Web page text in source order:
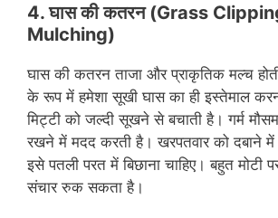
4. घासकी कतरन(Grass
Mulching)
घास की कतरन ताजा और प्राकृतिक मल्च
के रूप में हमेशा सूखी घास का ही इस्तेमाल
मिट्टी को जल्दी सूखने से बचाती है। गर्म
रखने में मदद करती है। खरपतवार को दबाने में
इसे पतली परत में बिछाना चाहिए। बहुत मोटी
संचार रुक सकता है।